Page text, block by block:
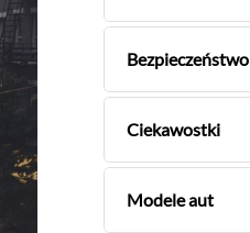
Bezpieczeństwo
Ciekawostki
Modele aut